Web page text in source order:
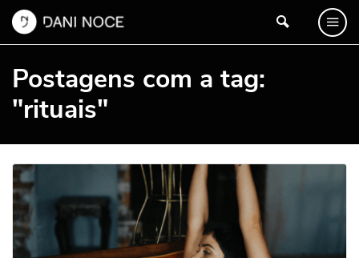
Postagens com a tag:
"rituais"